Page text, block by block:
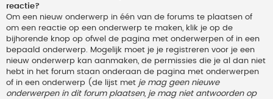
reactie?
Om een nieuw onderwerp in één van de forums te plaatsen of
om een reactie op een onderwerp te maken, klik je op de
bijhorende knop op ofwel de pagina met onderwerpen of in een
bepaald onderwerp. Mogelijk moet je je registreren voor je een
nieuw onderwerp kan aanmaken, de permissies die je al dan niet
hebt in het forum staan onderaan de pagina met onderwerpen
of in een onderwerp (de lijst met je mag geen nieuwe
onderwerpen in dit forum plaatsen, je mag niet antwoorden op